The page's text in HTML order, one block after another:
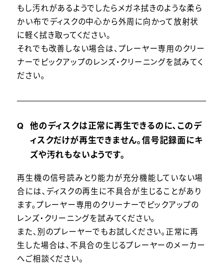
もし汚れがあるようでしたらメガネ拭きのような柔ら
かい布でディスクの中心から外周に向かって放射状
に軽く拭き取ってください。
それでも改善しない場合は、プレーヤー専用のクリー
ナーでピックアップのレンズ・クリーニングを試みてく
ださい。
他のディスクは正常に再生できるのに、このデ
ィスクだけが再生できません。信号記録面にキ
ズや汚れもないようです。
再生機の信号読みとり能力が充分機能していない場
合には、ディスクの再生に不具合が生じることがあり
ます。プレーヤー専用のクリーナーでピックアップの
レンズ・クリーニングを試みてください。
また、別のプレーヤーでもお試しください。正常に再
生した場合は、不具合の生じるプレーヤーのメーカー
へご相談ください。